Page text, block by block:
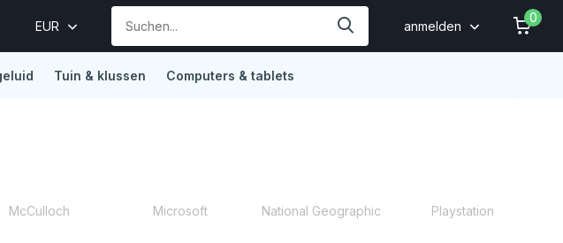
EUR anmelden
0
Tuin & klussen Computers & tablets
Traffic Today, Happy Online
McCulloch Microsoft National Geographic Playstation